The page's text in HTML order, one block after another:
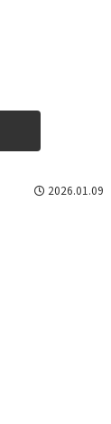
2026.01.09